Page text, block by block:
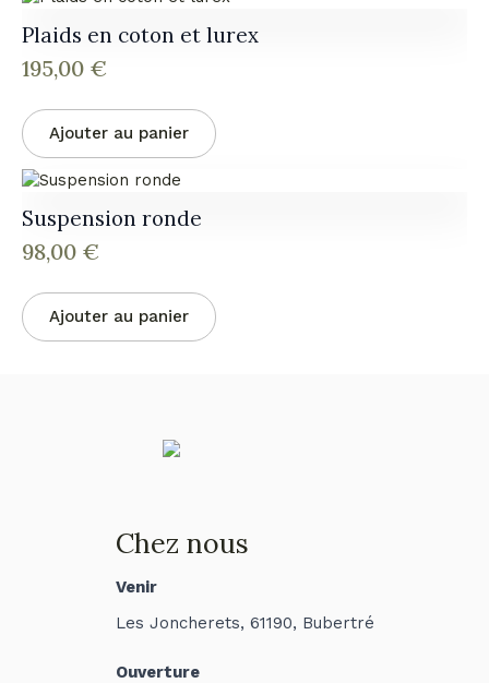
Plaids en coton et lurex
195,00 €
Ajouter au panier
Suspension ronde
98,00 €
Ajouter au panier
Chez nous
Venir
Les Joncherets, 61190, Bubertré
Ouverture